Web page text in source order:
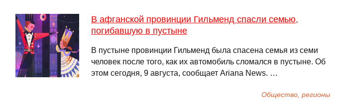
В афганской провинции Гильменд спасли семью,
погибавшую в пустыне
В пустыне провинции Гильменд была спасена семья из семи
человек после того, как их автомобиль сломался в пустыне. Об
этом сегодня, 9 августа, сообщает Ariana News. …
Общество, регионы